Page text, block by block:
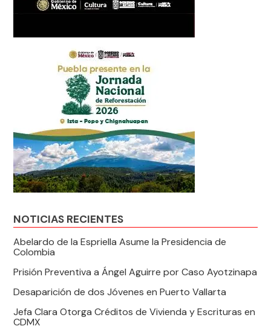
NOTICIAS RECIENTES
Abelardo de la Espriella Asume la Presidencia de
Colombia
Prisión Preventiva a Ángel Aguirre por Caso Ayotzinapa
Desaparición de dos Jóvenes en Puerto Vallarta
Jefa Clara Otorga Créditos de Vivienda y Escrituras en
CDMX